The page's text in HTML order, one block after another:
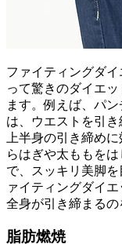
ファイティングダ
って驚きのダイエ
ます。例えば、パ
は、ウエストを引
上半身の引き締め
らはぎや太ももを
で、スッキリ美脚
ァイティングダイ
全身が引き締まるの
脂肪燃焼